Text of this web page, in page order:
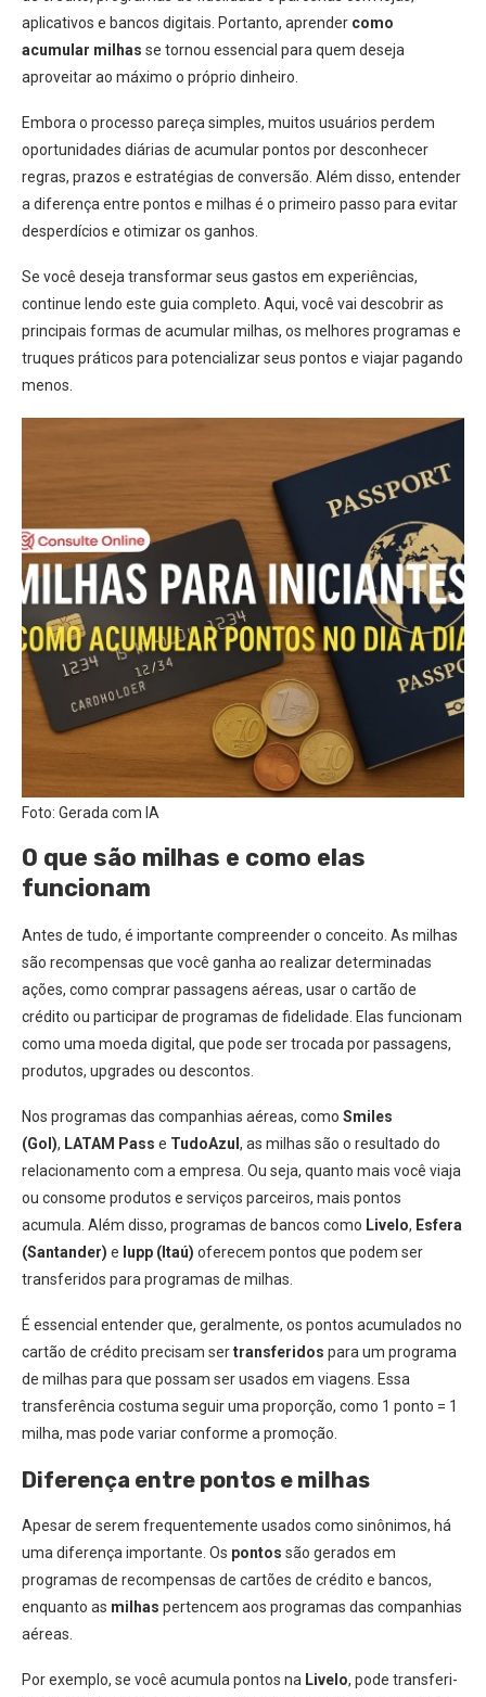
aplicativos e bancos digitais. Portanto, aprender como
acumular milhas se tornou essencial para quem deseja
aproveitar ao máximo o próprio dinheiro.
Embora o processo pareça simples, muitos usuários perdem
oportunidades diárias de acumular pontos por desconhecer
regras, prazos e estratégias de conversão. Além disso, entender
a diferença entre pontos e milhas é o primeiro passo para evitar
desperdícios e otimizar os ganhos.
Se você deseja transformar seus gastos em experiências,
continue lendo este guia completo. Aqui, você vai descobrir as
principais formas de acumular milhas, os melhores programas e
truques práticos para potencializar seus pontos e viajar pagando
menos.
Foto: Gerada com IA
O que são milhas e como elas
funcionam
Antes de tudo, é importante compreender o conceito. As milhas
são recompensas que você ganha ao realizar determinadas
ações, como comprar passagens aéreas, usar o cartão de
crédito ou participar de programas de fidelidade. Elas funcionam
como uma moeda digital, que pode ser trocada por passagens,
produtos, upgrades ou descontos.
Nos programas das companhias aéreas, como Smiles
(Gol), LATAM Pass e TudoAzul , as milhas são o resultado do
relacionamento com a empresa. Ou seja, quanto mais você viaja
ou consome produtos e serviços parceiros, mais pontos
acumula. Além disso, programas de bancos como Livelo, Esfera
(Santander) e Iupp (Itaú) oferecem pontos que podem ser
transferidos para programas de milhas.
É essencial entender que, geralmente, os pontos acumulados no
cartão de crédito precisam sertransferidos para um programa
de milhas para que possam ser usados em viagens. Essa
transferência costuma seguir uma proporção, como 1 ponto = 1
milha, mas pode variar conforme a promoção.
Diferença entre pontos e milhas
Apesar de serem frequentemente usados como sinônimos, há
uma diferença importante. Os pontos são gerados em
programas de recompensas de cartões de crédito e bancos,
enquanto as milhas pertencem aos programas das companhias
aéreas.
Por exemplo, se você acumula pontos na Livelo, pode transferi-